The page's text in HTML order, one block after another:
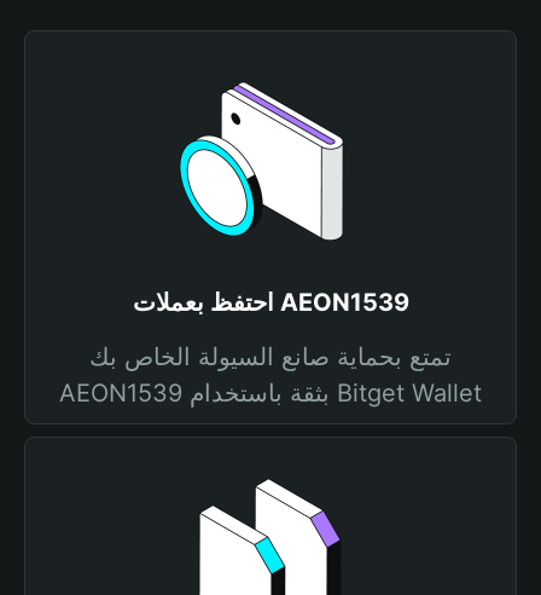
احتفظ بعملات AEON1539
تمتع بحماية صانع السيولة الخاص بك
AEON1539 بثقة باستخدام Bitget Wallet